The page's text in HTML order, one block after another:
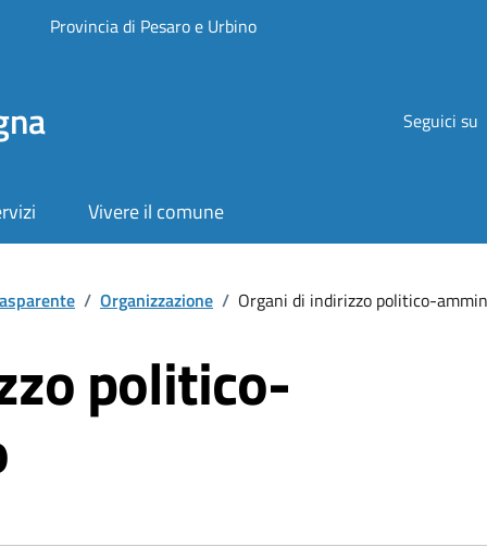
Provincia di Pesaro e Urbino
Seguici su
Vivere il comune
/ Organizzazione / Organi di indirizzo politico-
politico-